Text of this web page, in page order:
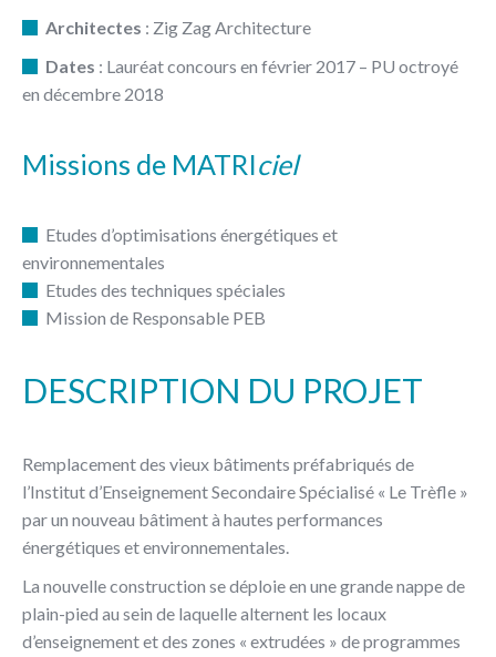
Architectes : Zig Zag Architecture
Dates : Lauréat concours en février 2017 – PU octroyé
en décembre 2018
Missions de MATRIciel
Etudes d’optimisations énergétiques et
environnementales
Etudes des techniques spéciales
Mission de Responsable PEB
DESCRIPTION DU PROJET
Remplacement des vieux bâtiments préfabriqués de
l’Institut d’Enseignement Secondaire Spécialisé « Le Trèfle »
par un nouveau bâtiment à hautes performances
énergétiques et environnementales.
La nouvelle construction se déploie en une grande nappe de
plain-pied au sein de laquelle alternent les locaux
d’enseignement et des zones « extrudées » de programmes